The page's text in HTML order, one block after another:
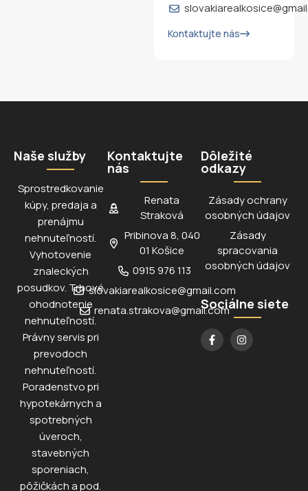
Kontaktujte nás
Naše služby
Sprostredkovanie
kúpy, predaja a
prenájmu
nehnuteľností.
Vyhotovenie
znaleckých
posudkov. Trhové
ohodnotenie
nehnuteľností.
Právny servis pri
prevodoch
nehnuteľností.
Poradenstvo pri
hypotekárnych a
spotrebných
úveroch,
stavebných
sporeniach,
pôžičkách a pod.
Kontaktujte
nás
Renata
Straková
Pribinova 8, 040
01 Košice
0915 976 113
slovakiarealkosice@gmail.com
renata.strakova@gmail.com
Dôležité
odkazy
Zásady ochrany
osobných údajov
Zásady
spracovania
osobných údajov
Sociálne siete